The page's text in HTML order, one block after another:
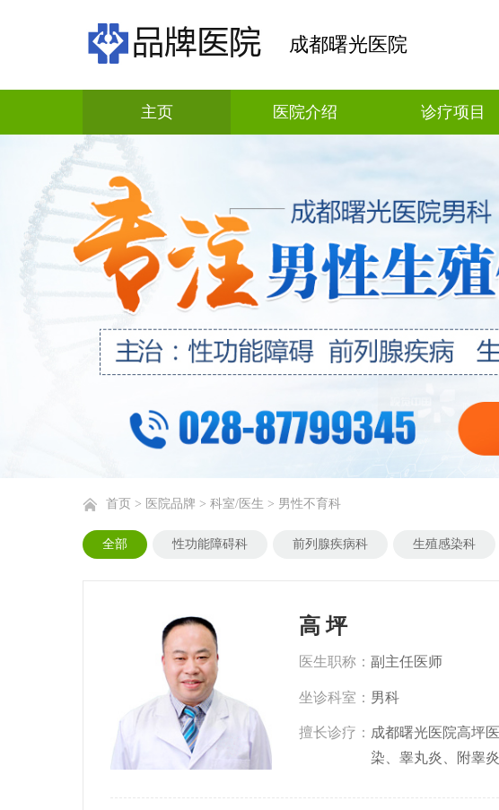
成都曙光医院
主页 医院介绍 诊疗项目
首页 > 医院品牌 > 科室/医生 > 男性不育科
全部 性功能障碍科 前列腺疾病科 生殖感染科
高 坪
医生职称： 副主任医师
坐诊科室： 男科
擅长诊疗： 成都曙光医院高坪
染、睾丸炎、附睾